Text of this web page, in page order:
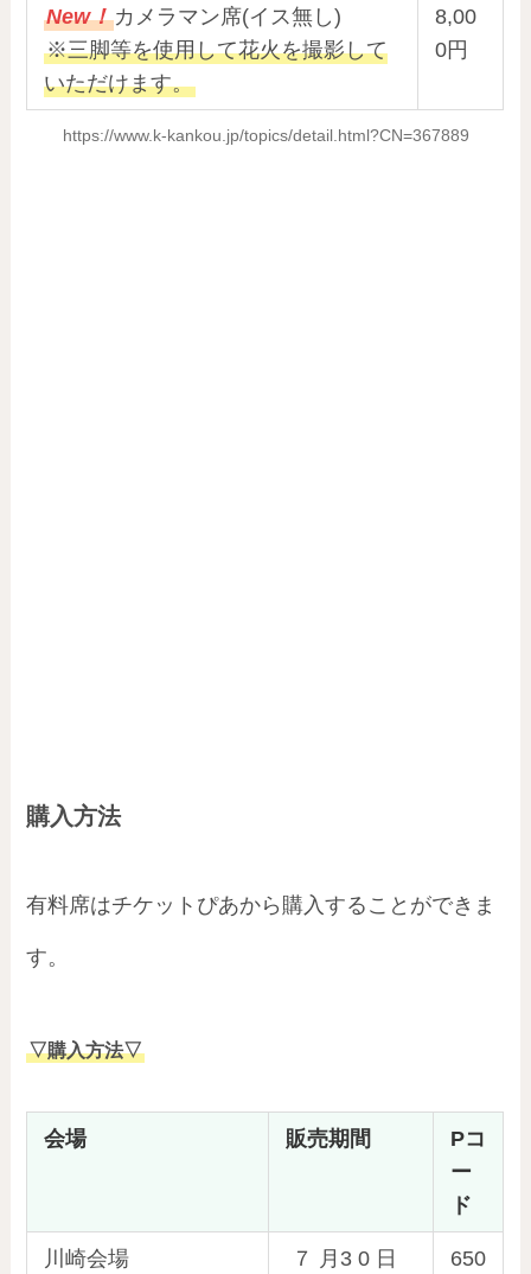
New！カメラマン席(イス無し)
※三脚等を使用して花火を撮影して
いただけます。
8,00
0円
https://www.k-kankou.jp/topics/detail.html?CN=367889
購入方法
有料席はチケットぴあから購入することができま
す。
▽購入方法▽
会場 販売期間
Pコ
ー
ド
川崎会場
７ 月3 0 日
650